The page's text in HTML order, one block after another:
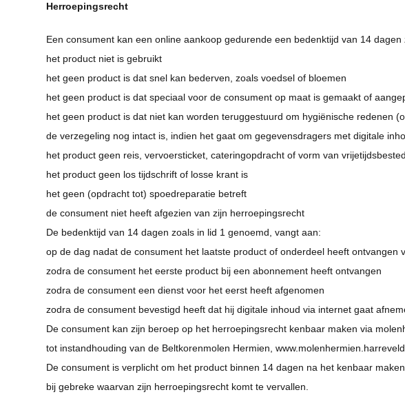
Herroepingsrecht
Een consument kan een online aankoop gedurende een bedenktijd van 14
het product niet is gebruikt
het geen product is dat snel kan bederven, zoals voedsel of bloemen
het geen product is dat speciaal voor de consument op maat is gemaakt of
het geen product is dat niet kan worden teruggestuurd om hygiënische redenen
de verzegeling nog intact is, indien het gaat om gegevensdragers met digitale
het product geen reis, vervoersticket, cateringopdracht of vorm van
het product geen los tijdschrift of losse krant is
het geen (opdracht tot) spoedreparatie betreft
de consument niet heeft afgezien van zijn herroepingsrecht
De bedenktijd van 14 dagen zoals in lid 1 genoemd, vangt aan:
op de dag nadat de consument het laatste product of onderdeel heeft ontvangen
zodra de consument het eerste product bij een abonnement heeft ontvangen
zodra de consument een dienst voor het eerst heeft afgenomen
zodra de consument bevestigd heeft dat hij digitale inhoud via internet gaat
De consument kan zijn beroep op het herroepingsrecht kenbaar maken via
tot instandhouding van de Beltkorenmolen Hermien,
De consument is verplicht om het product binnen 14 dagen na het kenbaar
bij gebreke waarvan zijn herroepingsrecht komt te vervallen.